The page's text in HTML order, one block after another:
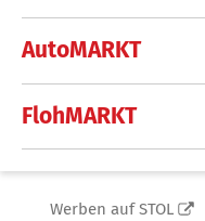
AutoMARKT
FlohMARKT
Werben auf STOL